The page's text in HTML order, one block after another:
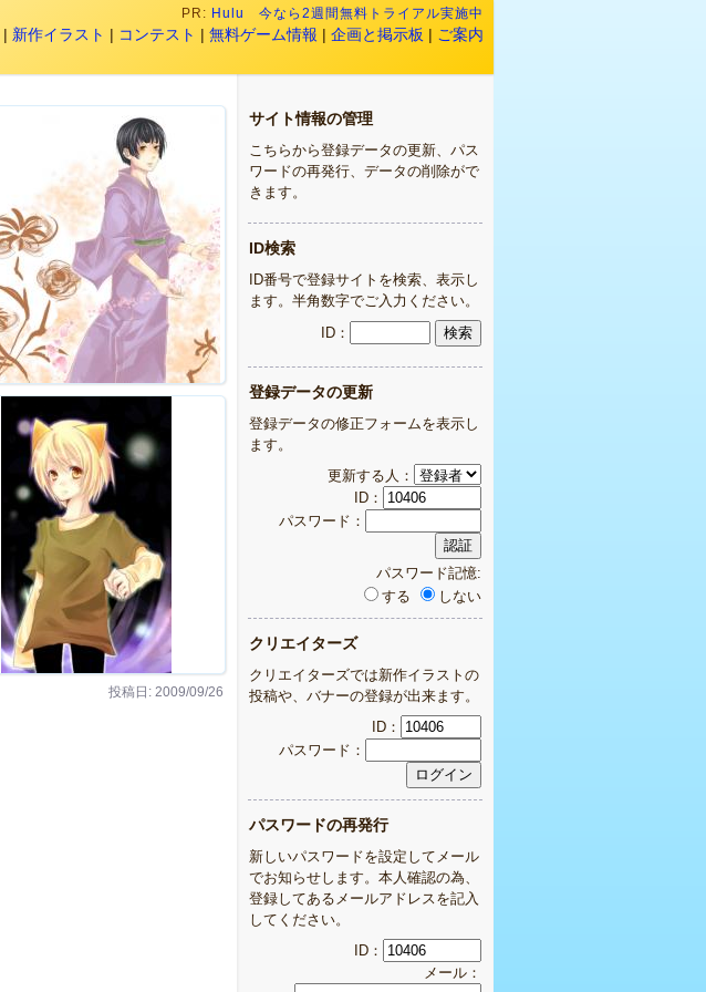
PR: Hulu 今なら2週間無料トライアル実施中
| 新作イラスト | コンテスト | 無料ゲーム情報 | 企画と掲示板 | ご案内
投稿日: 2009/09/26
サイト情報の管理
こちらから登録データの更新、パス
ワードの再発行、データの削除がで
きます。
ID検索
ID番号で登録サイトを検索、表示し
ます。半角数字でご入力ください。
ID：
登録データの更新
登録データの修正フォームを表示し
ます。
更新する人：
ID：
パスワード：
パスワード記憶:
する
しない
クリエイターズ
クリエイターズでは新作イラストの
投稿や、バナーの登録が出来ます。
ID：
パスワード：
パスワードの再発行
新しいパスワードを設定してメール
でお知らせします。本人確認の為、
登録してあるメールアドレスを記入
してください。
ID：
メール：